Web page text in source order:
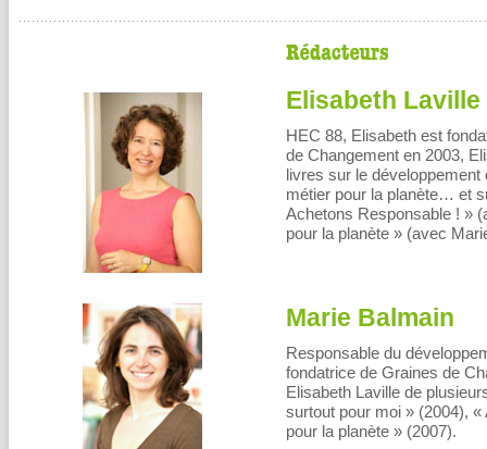
Elisabeth Laville
HEC 88, Elisabeth est
de Changement en 2003,
livres sur le développement
métier pour la planète… et
Achetons Responsable ! »
pour la planète » (avec
Marie Balmain
Responsable du
fondatrice de Graines de
Elisabeth Laville de
surtout pour moi » (2004),
pour la planète » (2007).